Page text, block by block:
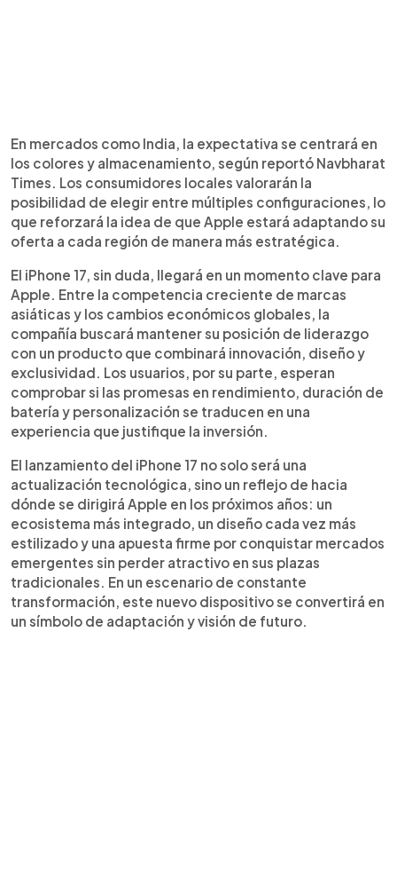
En mercados como India, la expectativa se centrará en
los colores y almacenamiento, según reportó Navbharat
Times. Los consumidores locales valorarán la
posibilidad de elegir entre múltiples configuraciones, lo
que reforzará la idea de que Apple estará adaptando su
oferta a cada región de manera más estratégica.
El iPhone 17, sin duda, llegará en un momento clave para
Apple. Entre la competencia creciente de marcas
asiáticas y los cambios económicos globales, la
compañía buscará mantener su posición de liderazgo
con un producto que combinará innovación, diseño y
exclusividad. Los usuarios, por su parte, esperan
comprobar si las promesas en rendimiento, duración de
batería y personalización se traducen en una
experiencia que justifique la inversión.
El lanzamiento del iPhone 17 no solo será una
actualización tecnológica, sino un reflejo de hacia
dónde se dirigirá Apple en los próximos años: un
ecosistema más integrado, un diseño cada vez más
estilizado y una apuesta firme por conquistar mercados
emergentes sin perder atractivo en sus plazas
tradicionales. En un escenario de constante
transformación, este nuevo dispositivo se convertirá en
un símbolo de adaptación y visión de futuro.